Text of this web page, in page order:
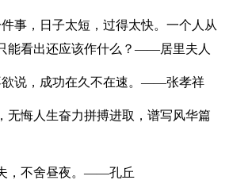
事，日子太短，过得太快。一个人从
能看出还应该作什么？——居里夫人
欲说，成功在久不在速。——张孝祥
无悔人生奋力拼搏进取，谱写风华篇
，不舍昼夜。——孔丘